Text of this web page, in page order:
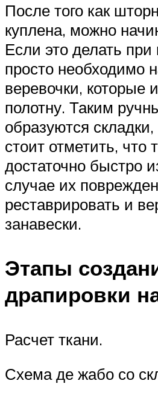
После того как
куплена, можно
Если это делать
просто необходимо
веревочки, которые
полотну. Таким
образуются складки,
стоит отметить, что
достаточно быстро
случае их
реставрировать и
занавески.
Этапы
драпировки
Расчет ткани.
Схема де жабо со